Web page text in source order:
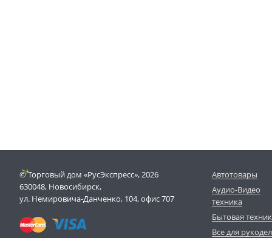
© Торговый дом «РусЭкспресс», 2026
630048, Новосибирск,
ул. Немировича-Данченко, 104, офис 707
Автотовары
Аудио-Видео
техника
Бытовая
Все для